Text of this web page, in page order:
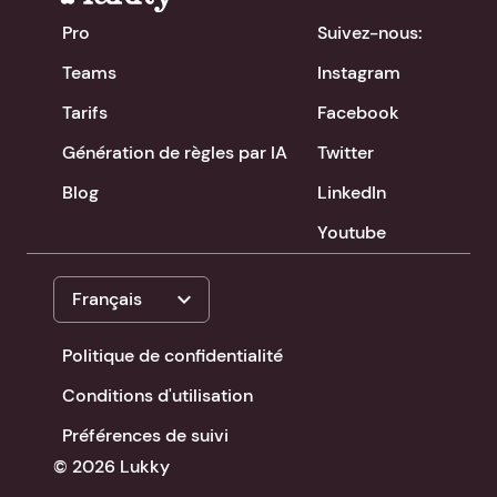
Pro
Teams
Tarifs
Génération de règles par IA
Blog
Suivez-nous:
Instagram
Facebook
Twitter
LinkedIn
Youtube
Français expand_more
Politique de confidentialité
Conditions d'utilisation
Préférences de suivi
© 2026 Lukky